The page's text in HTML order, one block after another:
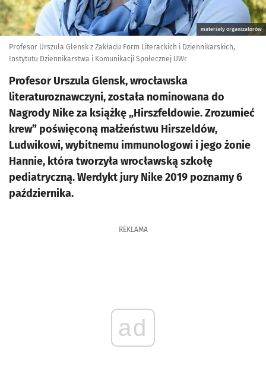
materiały organizatorów
Profesor Urszula Glensk z Zakładu Form Literackich i Dziennikarskich,
Instytutu Dziennikarstwa i Komunikacji Społecznej UWr
Profesor Urszula Glensk, wrocławska
literaturoznawczyni, została nominowana do
Nagrody Nike za książkę „Hirszfeldowie. Zrozumieć
krew” poświęconą małżeństwu Hirszeldów,
Ludwikowi, wybitnemu immunologowi i jego żonie
Hannie, która tworzyła wrocławską szkołę
pediatryczną. Werdykt jury Nike 2019 poznamy 6
października.
REKLAMA
ad